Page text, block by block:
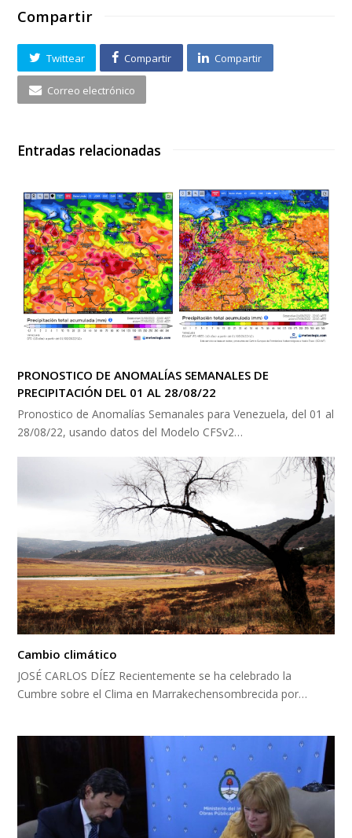
Compartir
Twittear Compartir Compartir
Correo electrónico
Entradas relacionadas
PRONOSTICO DE ANOMALÍAS SEMANALES DE
PRECIPITACIÓN DEL 01 AL 28/08/22
Pronostico de Anomalías Semanales para Venezuela, del 01 al
28/08/22, usando datos del Modelo CFSv2…
Cambio climático
JOSÉ CARLOS DÍEZ Recientemente se ha celebrado la
Cumbre sobre el Clima en Marrakechensombrecida por…